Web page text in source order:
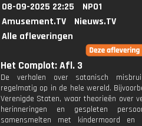
08-09-2025 22:25
NPO1
Amusement.TV
Nieuws.TV
Alle afleveringen
Het Complot: Afl. 3
De verhalen over satanisch
regelmatig op in de hele wereld.
Verenigde Staten, waar theorieën over
herinneringen en gespleten
samensmelten met kindermoord en